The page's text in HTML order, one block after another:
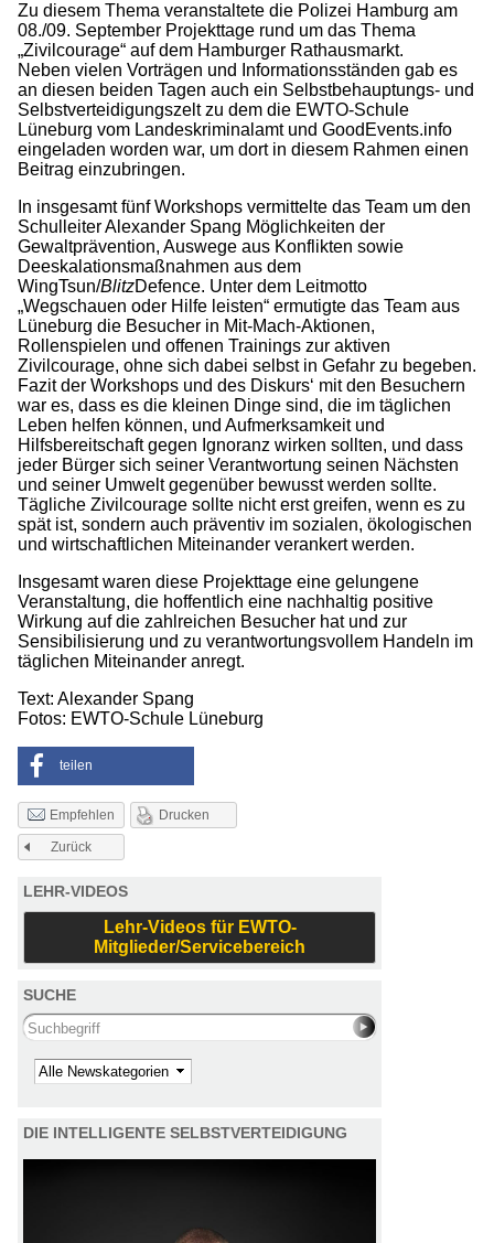
Zu diesem Thema veranstaltete die Polizei Hamburg am
08./09. September Projekttage rund um das Thema
„Zivilcourage“ auf dem Hamburger Rathausmarkt.
Neben vielen Vorträgen und Informationsständen gab es
an diesen beiden Tagen auch ein Selbstbehauptungs- und
Selbstverteidigungszelt zu dem die EWTO-Schule
Lüneburg vom Landeskriminalamt und GoodEvents.info
eingeladen worden war, um dort in diesem Rahmen einen
Beitrag einzubringen.
In insgesamt fünf Workshops vermittelte das Team um den
Schulleiter Alexander Spang Möglichkeiten der
Gewaltprävention, Auswege aus Konflikten sowie
Deeskalationsmaßnahmen aus dem
WingTsun/BlitzDefence. Unter dem Leitmotto
„Wegschauen oder Hilfe leisten“ ermutigte das Team aus
Lüneburg die Besucher in Mit-Mach-Aktionen,
Rollenspielen und offenen Trainings zur aktiven
Zivilcourage, ohne sich dabei selbst in Gefahr zu begeben.
Fazit der Workshops und des Diskurs‘ mit den Besuchern
war es, dass es die kleinen Dinge sind, die im täglichen
Leben helfen können, und Aufmerksamkeit und
Hilfsbereitschaft gegen Ignoranz wirken sollten, und dass
jeder Bürger sich seiner Verantwortung seinen Nächsten
und seiner Umwelt gegenüber bewusst werden sollte.
Tägliche Zivilcourage sollte nicht erst greifen, wenn es zu
spät ist, sondern auch präventiv im sozialen, ökologischen
und wirtschaftlichen Miteinander verankert werden.
Insgesamt waren diese Projekttage eine gelungene
Veranstaltung, die hoffentlich eine nachhaltig positive
Wirkung auf die zahlreichen Besucher hat und zur
Sensibilisierung und zu verantwortungsvollem Handeln im
täglichen Miteinander anregt.
Text: Alexander Spang
Fotos: EWTO-Schule Lüneburg
teilen
Empfehlen Drucken
Zurück
LEHR-VIDEOS
Lehr-Videos für EWTO-
Mitglieder/Servicebereich
SUCHE
Search this site
Kategorie
DIE INTELLIGENTE SELBSTVERTEIDIGUNG